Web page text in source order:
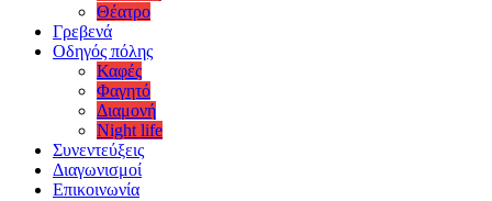
Θέατρο
Γρεβενά
Οδηγός πόλης
Καφές
Φαγητό
Διαμονή
Night life
Συνεντεύξεις
Διαγωνισμοί
Επικοινωνία